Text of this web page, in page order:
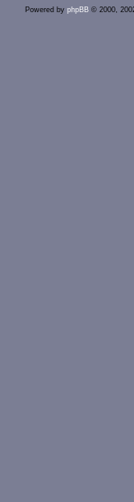
Powered by phpBB© 2000,